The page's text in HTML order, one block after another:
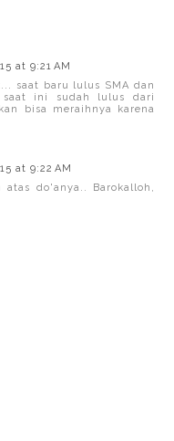
at 9:21 AM
saat baru lulus SMA dan
ini sudah lulus dari
bisa meraihnya karena
at 9:22 AM
do'anya.. Barokalloh,